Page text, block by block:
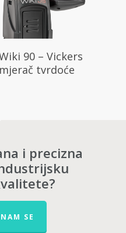
Pročitaj Više
90 – Vickers
mjerač tvrdoće
i precizna
SE